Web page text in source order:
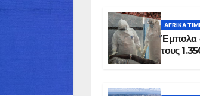
AFRIKA
Έμπολα
τους